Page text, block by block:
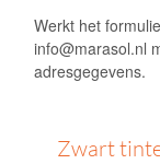
Werkt het
info@marasol.nl
adresgegevens.
Zwart